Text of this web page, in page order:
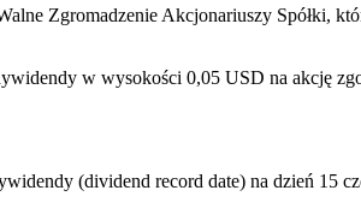
Zgromadzenie Akcjonariuszy Spółki,
w wysokości 0,05 USD na akcję
(dividend record date) na dzień 15